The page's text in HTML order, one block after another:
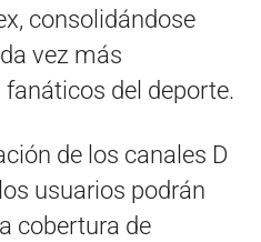
consolidándose
vez más
del deporte.
de los canales D
usuarios podrán
cobertura de